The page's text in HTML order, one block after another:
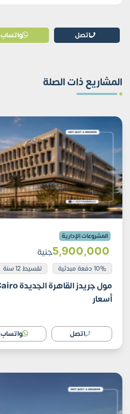
اتصل واتساب
المشاريع ذات الصلة
المشروعات الإدارية
5٬900٬000جنية
10% دفعة مبدئية تقسيط 12 سنة
أسعار
اتصل واتساب